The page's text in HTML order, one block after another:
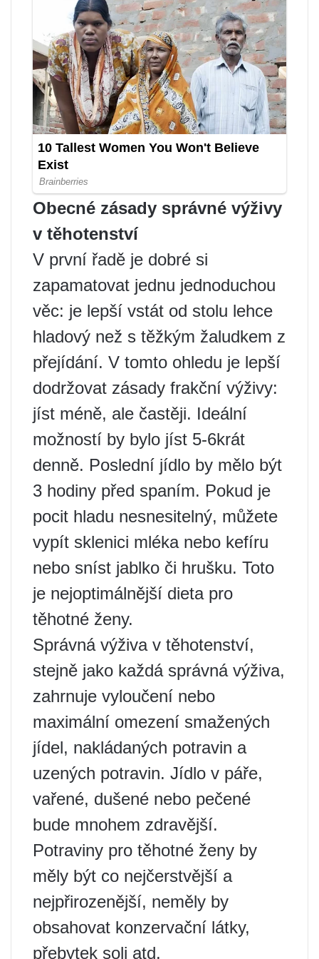
Obecné zásady správné výživy
v těhotenství
V první řadě je dobré si
zapamatovat jednu jednoduchou
věc: je lepší vstát od stolu lehce
hladový než s těžkým žaludkem z
přejídání. V tomto ohledu je lepší
dodržovat zásady frakční výživy:
jíst méně, ale častěji. Ideální
možností by bylo jíst 5-6krát
denně. Poslední jídlo by mělo být
3 hodiny před spaním. Pokud je
pocit hladu nesnesitelný, můžete
vypít sklenici mléka nebo kefíru
nebo sníst jablko či hrušku. Toto
je nejoptimálnější dieta pro
těhotné ženy.
Správná výživa v těhotenství,
stejně jako každá správná výživa,
zahrnuje vyloučení nebo
maximální omezení smažených
jídel, nakládaných potravin a
uzených potravin. Jídlo v páře,
vařené, dušené nebo pečené
bude mnohem zdravější.
Potraviny pro těhotné ženy by
měly být co nejčerstvější a
nejpřirozenější, neměly by
obsahovat konzervační látky,
přebytek soli atd.